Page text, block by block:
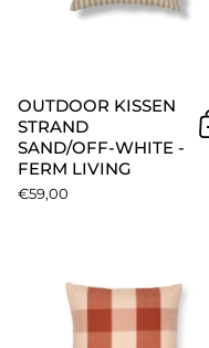
OUTDOOR KISSEN
STRAND
SAND/OFF-WHITE -
FERM LIVING
€59,00